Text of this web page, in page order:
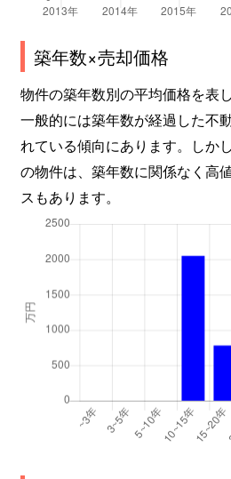
築年数×売却価格
物件の築年数別の平均価格を表
一般的には築年数が経過した不
れている傾向にあります。しか
の物件は、築年数に関係なく高
スもあります。